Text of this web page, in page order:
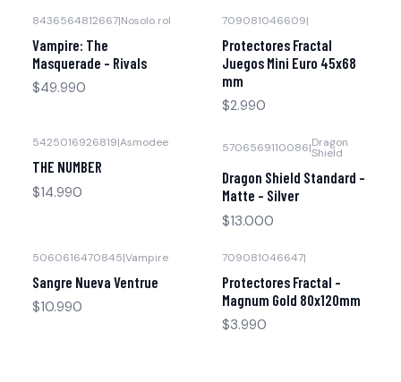
8436564812667|Nosolo rol
Vampire: The
Masquerade – Rivals
$49.990
709081046609|
Protectores Fractal
Juegos Mini Euro 45x68
mm
$2.990
5425016926819|Asmodee
THE NUMBER
$14.990
5706569110086|Dragon
Shield
Dragon Shield Standard -
Matte - Silver
$13.000
5060616470845|Vampire
Sangre Nueva Ventrue
$10.990
709081046647|
Protectores Fractal -
Magnum Gold 80x120mm
$3.990